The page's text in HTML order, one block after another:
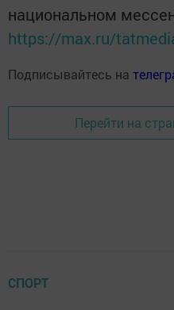
национальном
https://max.ru/
Подписывайтесь на
Перейти на
СПОРТ